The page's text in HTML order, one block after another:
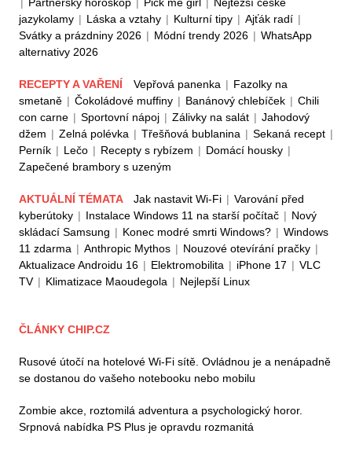
| Partnerský horoskop | Pick me girl | Nejtěžší české
jazykolamy | Láska a vztahy | Kulturní tipy | Ajťák radí |
Svátky a prázdniny 2026 | Módní trendy 2026 | WhatsApp
alternativy 2026
RECEPTY A VAŘENÍ Vepřová panenka | Fazolky na
smetaně | Čokoládové muffiny | Banánový chlebíček | Chili
con carne | Sportovní nápoj | Zálivky na salát | Jahodový
džem | Zelná polévka | Třešňová bublanina | Sekaná recept |
Perník | Lečo | Recepty s rybízem | Domácí housky |
Zapečené brambory s uzeným
AKTUÁLNÍ TÉMATA Jak nastavit Wi-Fi | Varování před
kyberútoky | Instalace Windows 11 na starší počítač | Nový
skládací Samsung | Konec modré smrti Windows? | Windows
11 zdarma | Anthropic Mythos | Nouzové otevírání pračky |
Aktualizace Androidu 16 | Elektromobilita | iPhone 17 | VLC
TV | Klimatizace Maoudegola | Nejlepší Linux
ČLÁNKY CHIP.CZ
Rusové útočí na hotelové Wi-Fi sítě. Ovládnou je a nenápadně
se dostanou do vašeho notebooku nebo mobilu
Zombie akce, roztomilá adventura a psychologický horor.
Srpnová nabídka PS Plus je opravdu rozmanitá